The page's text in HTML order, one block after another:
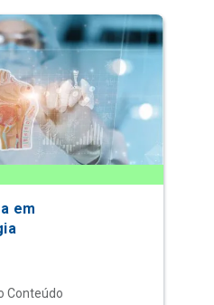
em
Conteúdo